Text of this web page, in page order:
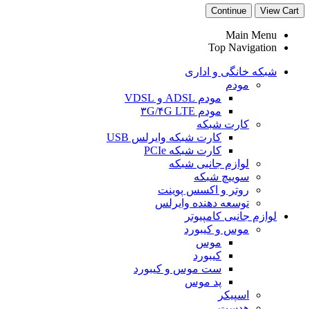
View Cart
Continue
Main Menu
Top Navigation
شبکه خانگی و اداری
مودم
مودم ADSL و VDSL
مودم ۳G/۴G LTE
کارت شبکه
کارت شبکه وایرلس USB
کارت شبکه PCIe
لوازم جانبی شبکه
سوییچ شبکه
روتر و اکسس پوینت
توسعه دهنده وایرلس
لوازم جانبی کامپیوتر
موس و کیبورد
موس
کیبورد
ست موس و کیبورد
پد موس
اسپیکر